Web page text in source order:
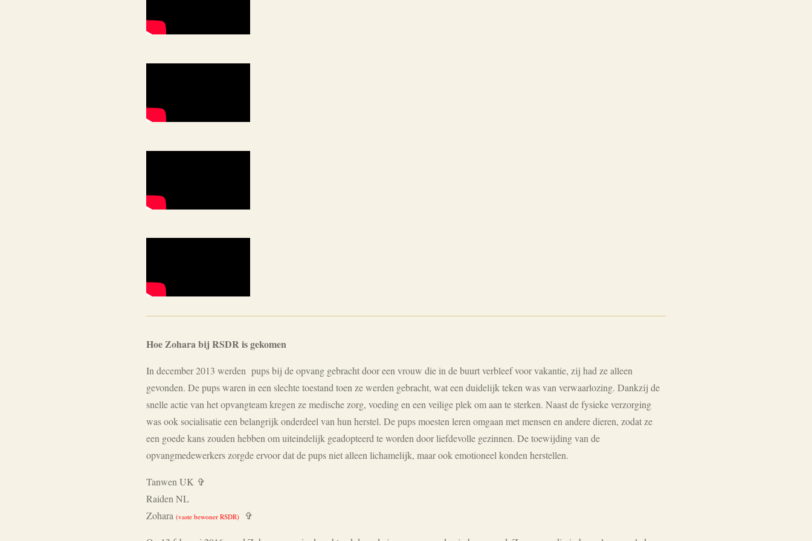
Hoe Zohara bij RSDR is gekomen
In december 2013 werden pups bij de opvang gebracht door een vrouw die in de buurt verbleef voor vakantie, zij had ze alleen
gevonden. De pups waren in een slechte toestand toen ze werden gebracht, wat een duidelijk teken was van verwaarlozing. Dankzij de
snelle actie van het opvangteam kregen ze medische zorg, voeding en een veilige plek om aan te sterken. Naast de fysieke verzorging
was ook socialisatie een belangrijk onderdeel van hun herstel. De pups moesten leren omgaan met mensen en andere dieren, zodat ze
een goede kans zouden hebben om uiteindelijk geadopteerd te worden door liefdevolle gezinnen. De toewijding van de
opvangmedewerkers zorgde ervoor dat de pups niet alleen lichamelijk, maar ook emotioneel konden herstellen.
Tanwen UK ✞
Raiden NL
Zohara (vaste bewoner RSDR) ✞